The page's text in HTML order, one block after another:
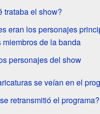
trataba el show?
eran los personajes
miembros de la banda
personajes del show
se veían en el
retransmitió el programa?